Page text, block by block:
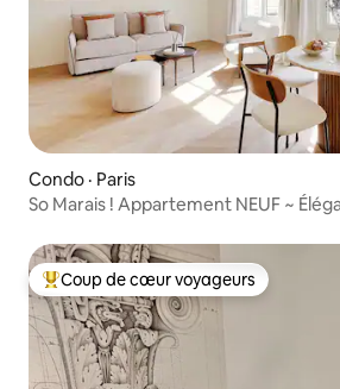
Condo · Paris
So Marais ! Appartement NEUF ~
Coup de cœur voyageurs parmi les
Coup de cœur voyageurs